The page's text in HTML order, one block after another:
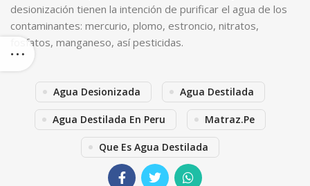
desionización tienen la intención de purificar el agua de los
contaminantes: mercurio, plomo, estroncio, nitratos,
fosfatos, manganeso, así pesticidas.
Agua Desionizada Agua Destilada
Agua Destilada En Peru Matraz.pe
Que Es Agua Destilada